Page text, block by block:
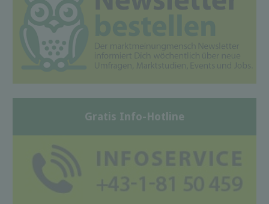
Gratis Info-Hotline